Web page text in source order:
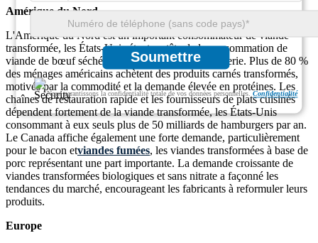
Soumettre
Nous garantissons la confidentialité totale de vos données personnelles.Confidentialité
Amérique du Nord
L'Amérique du Nord est un important consommateur de viande
transformée, les États-Unis étant en tête de la consommation de
viande de bœuf séchée, de saucisses et de charcuterie. Plus de 80 %
des ménages américains achètent des produits carnés transformés,
motivés par la commodité et la demande élevée en protéines. Les
chaînes de restauration rapide et les fournisseurs de plats cuisinés
dépendent fortement de la viande transformée, les États-Unis
consommant à eux seuls plus de 50 milliards de hamburgers par an.
Le Canada affiche également une forte demande, particulièrement
pour le bacon etviandes fumées, les viandes transformées à base de
porc représentant une part importante. La demande croissante de
viandes transformées biologiques et sans nitrate a façonné les
tendances du marché, encourageant les fabricants à reformuler leurs
produits.
Europe